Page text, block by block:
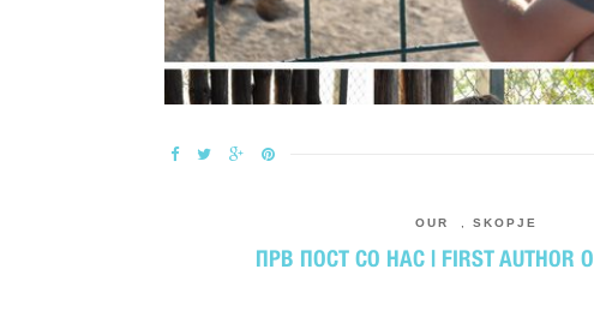
OUR SKOPJE
ПРВ ПОСТ СО НАС | FIRST AUTHOR